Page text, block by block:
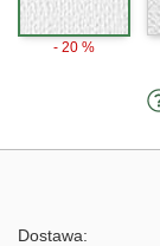
- 20 %
Dostawa: